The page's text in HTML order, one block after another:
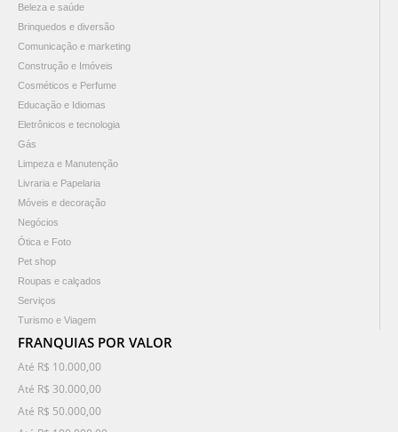
Beleza e saúde
Brinquedos e diversão
Comunicação e marketing
Construção e Imóveis
Cosméticos e Perfume
Educação e Idiomas
Eletrônicos e tecnologia
Gás
Limpeza e Manutenção
Livraria e Papelaria
Móveis e decoração
Negócios
Ótica e Foto
Pet shop
Roupas e calçados
Serviços
Turismo e Viagem
FRANQUIAS POR VALOR
Até R$ 10.000,00
Até R$ 30.000,00
Até R$ 50.000,00